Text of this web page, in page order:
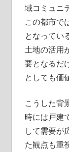
域コミュニ
この都市で
となってい
土地の活用
要となるだ
としても価
こうした背
時には戸建
して需要が
た観点も重